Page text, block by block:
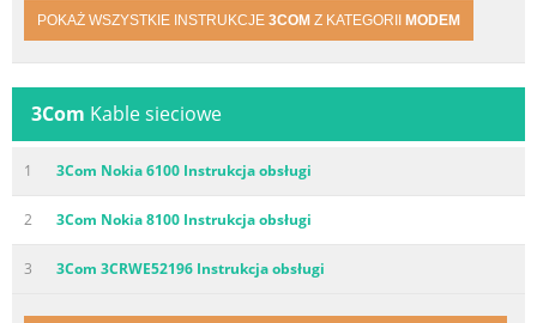
POKAŻ WSZYSTKIE INSTRUKCJE 3COM Z KATEGORII MODEM
3Com Kable sieciowe
1 3Com Nokia 6100 Instrukcja obsługi
2 3Com Nokia 8100 Instrukcja obsługi
3 3Com 3CRWE52196 Instrukcja obsługi